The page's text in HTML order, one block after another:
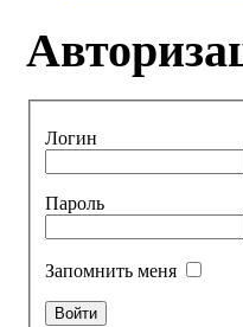
Логин
Пароль
Запомнить меня